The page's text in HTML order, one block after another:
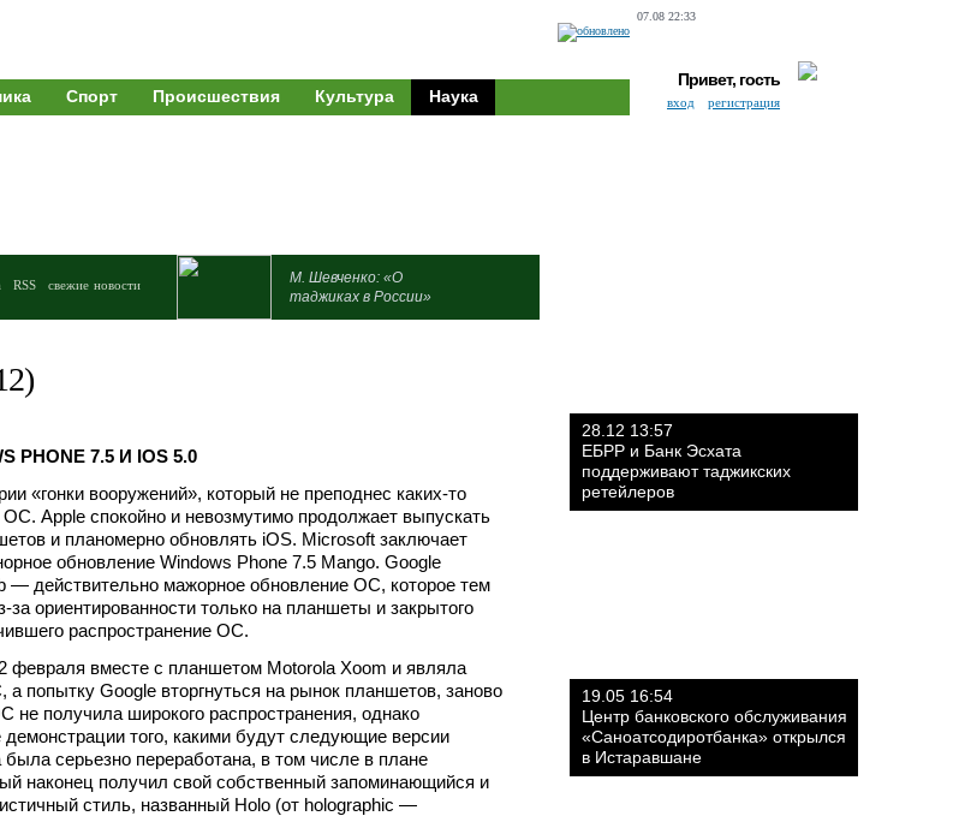
07.08 22:33
Спорт Происшествия Культура Наука
Привет, гость
вход регистрация
RSS свежие новости
М. Шевченко: «О
таджиках в России»
PHONE 7.5 И IOS 5.0
«гонки вооружений», который не преподнес каких-то
Apple спокойно и невозмутимо продолжает выпускать
и планомерно обновлять iOS. Microsoft заключает
обновление Windows Phone 7.5 Mango. Google
— действительно мажорное обновление ОС, которое тем
за ориентированности только на планшеты и закрытого
распространение ОС.
февраля вместе с планшетом Motorola Xoom и являла
попытку Google вторгнуться на рынок планшетов, заново
не получила широкого распространения, однако
демонстрации того, какими будут следующие версии
серьезно переработана, в том числе в плане
наконец получил свой собственный запоминающийся и
стиль, названный Holo (от holographic —
28.12 13:57
ЕБРР и Банк Эсхата
поддерживают таджикских
ретейлеров
19.05 16:54
Центр банковского обслуживания
«Саноатсодиротбанка» открылся
в Истаравшане